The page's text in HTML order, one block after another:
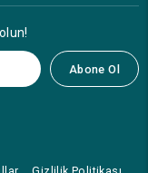
Abone Ol